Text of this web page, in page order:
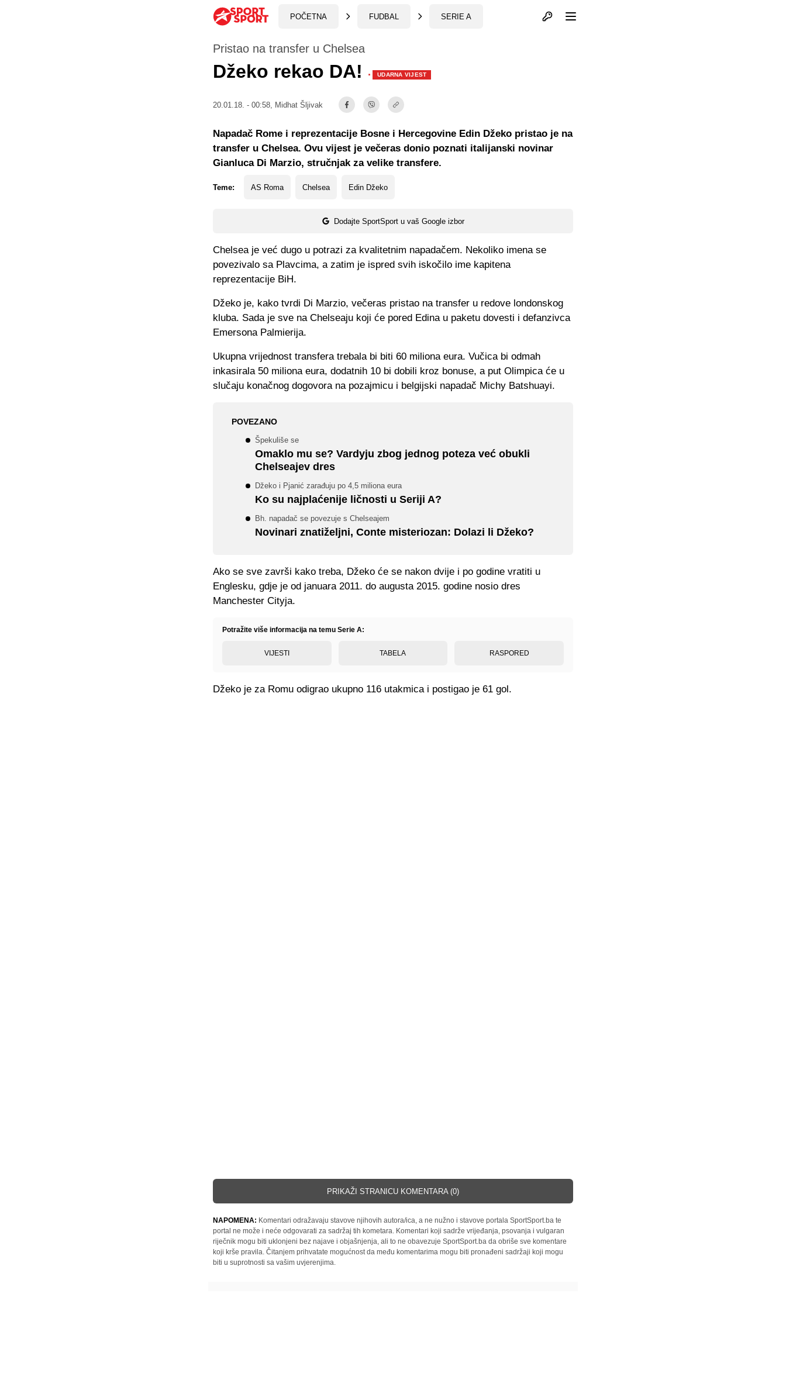
POČETNA FUDBAL SERIE A Otvori profil
Pristao na transfer u Chelsea
Džeko rekao DA! · UDARNA VIJEST
20.01.18. - 00:58, Midhat Šljivak
Teme: AS Roma Chelsea Edin Džeko
Dodajte SportSport u vaš Google izbor
Napadač Rome i reprezentacije Bosne i Hercegovine Edin Džeko pristao je na
transfer u Chelsea. Ovu vijest je večeras donio poznati italijanski novinar
Gianluca Di Marzio, stručnjak za velike transfere.
Chelsea je već dugo u potrazi za kvalitetnim napadačem. Nekoliko imena se
povezivalo sa Plavcima, a zatim je ispred svih iskočilo ime kapitena
reprezentacije BiH.
Džeko je, kako tvrdi Di Marzio, večeras pristao na transfer u redove londonskog
kluba. Sada je sve na Chelseaju koji će pored Edina u paketu dovesti i defanzivca
Emersona Palmierija.
Ukupna vrijednost transfera trebala bi biti 60 miliona eura. Vučica bi odmah
inkasirala 50 miliona eura, dodatnih 10 bi dobili kroz bonuse, a put Olimpica će u
slučaju konačnog dogovora na pozajmicu i belgijski napadač Michy Batshuayi.
POVEZANO
Špekuliše se
Omaklo mu se? Vardyju zbog jednog poteza već obukli
Chelseajev dres
Džeko i Pjanić zarađuju po 4,5 miliona eura
Ko su najplaćenije ličnosti u Seriji A?
Bh. napadač se povezuje s Chelseajem
Novinari znatiželjni, Conte misteriozan: Dolazi li Džeko?
Ako se sve završi kako treba, Džeko će se nakon dvije i po godine vratiti u
Englesku, gdje je od januara 2011. do augusta 2015. godine nosio dres
Manchester Cityja.
Potražite više informacija na temu Serie A:
VIJESTI TABELA RASPORED
Džeko je za Romu odigrao ukupno 116 utakmica i postigao je 61 gol.
PRIKAŽI STRANICU KOMENTARA (0)
NAPOMENA: Komentari odražavaju stavove njihovih autora/ica, a ne nužno i stavove portala SportSport.ba te
portal ne može i neće odgovarati za sadržaj tih kometara. Komentari koji sadrže vrijeđanja, psovanja i vulgaran
riječnik mogu biti uklonjeni bez najave i objašnjenja, ali to ne obavezuje SportSport.ba da obriše sve komentare
koji krše pravila. Čitanjem prihvatate mogućnost da među komentarima mogu biti pronađeni sadržaji koji mogu
biti u suprotnosti sa vašim uvjerenjima.